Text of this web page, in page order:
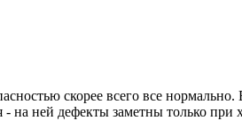
скорее всего все
на ней дефекты заметны только